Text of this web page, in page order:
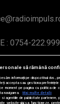
: 0754-222.999
0754-
să rămână
informații pe dispozitivul dvs.,
accepta sau gestiona
moment pe pagina cu politica
navigarea.
Mai multe detalii
agentiile de publicitate partenere,
website-ului sa functioneze,